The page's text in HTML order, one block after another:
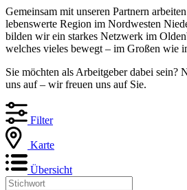
Gemeinsam mit unseren Partnern
lebenswerte Region im Nordwesten
bilden wir ein starkes Netzwerk im
welches vieles bewegt – im Großen wie
Sie möchten als Arbeitgeber dabei sein?
uns auf – wir freuen uns auf Sie.
Filter
Karte
Übersicht